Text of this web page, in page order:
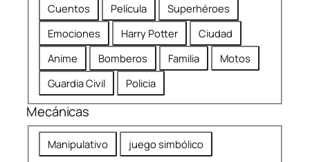
c
m
e
n
d
a
m
t
i
a
Cuentos
Película
Superhéroes
Emociones
Harry Potter
Ciudad
Anime
Bomberos Familia
Motos
Guardia Civil
Policia
Mecánicas
M
e
Manipulativo juego simbólico